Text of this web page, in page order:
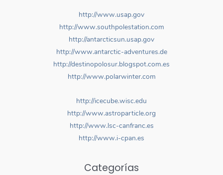
http://www.usap.gov
http://www.southpolestation.com
http://antarcticsun.usap.gov
http://www.antarctic-adventures.de
http://destinopolosur.blogspot.com.es
http://www.polarwinter.com
http://icecube.wisc.edu
http://www.astroparticle.org
http://www.lsc-canfranc.es
http://www.i-cpan.es
Categorías